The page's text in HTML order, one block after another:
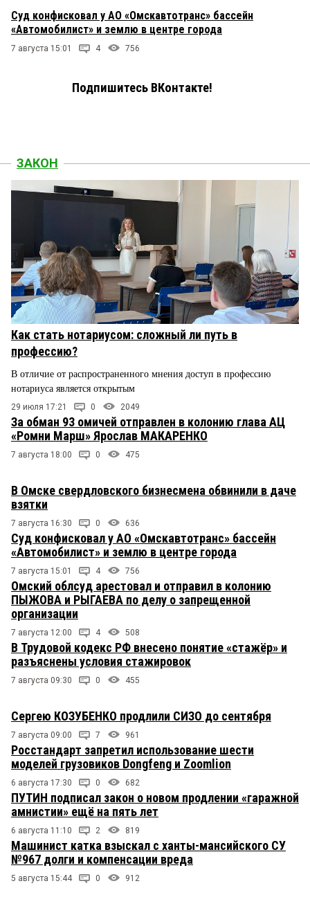
Суд конфисковал у АО «Омскавтотранс» бассейн
«Автомобилист» и землю в центре города
7 августа 15:01 4 756
Подпишитесь ВКонтакте!
ЗАКОН
Как стать нотариусом: сложный ли путь в
профессию?
В отличие от распространенного мнения доступ в профессию
нотариуса является открытым
29 июля 17:21 0 2049
За обман 93 омичей отправлен в колонию глава АЦ
«Ромни Марш» Ярослав МАКАРЕНКО
7 августа 18:00 0 475
В Омске свердловского бизнесмена обвинили в даче
взятки
7 августа 16:30 0 636
Суд конфисковал у АО «Омскавтотранс» бассейн
«Автомобилист» и землю в центре города
7 августа 15:01 4 756
Омский облсуд арестовал и отправил в колонию
ПЫЖОВА и РЫГАЕВА по делу о запрещенной
организации
7 августа 12:00 4 508
В Трудовой кодекс РФ внесено понятие «стажёр» и
разъяснены условия стажировок
7 августа 09:30 0 455
Сергею КОЗУБЕНКО продлили СИЗО до сентября
7 августа 09:00 7 961
Росстандарт запретил использование шести
моделей грузовиков Dongfeng и Zoomlion
6 августа 17:30 0 682
ПУТИН подписал закон о новом продлении «гаражной
амнистии» ещё на пять лет
6 августа 11:10 2 819
Машинист катка взыскал с ханты-мансийского СУ
№967 долги и компенсации вреда
5 августа 15:44 0 912